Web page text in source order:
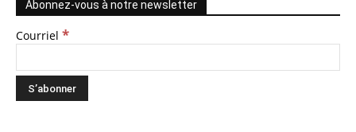
Abonnez-vous à notre newsletter
Courriel *